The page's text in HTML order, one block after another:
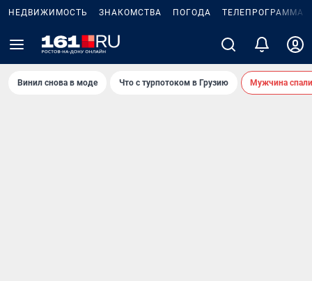
НЕДВИЖИМОСТЬ ЗНАКОМСТВА ПОГОДА ТЕЛЕПРОГРАММА
Винил снова в моде Что с турпотоком в Грузию Мужчина